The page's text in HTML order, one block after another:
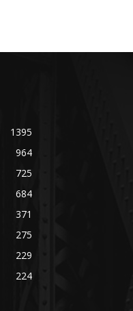
1395
964
725
684
371
275
229
224